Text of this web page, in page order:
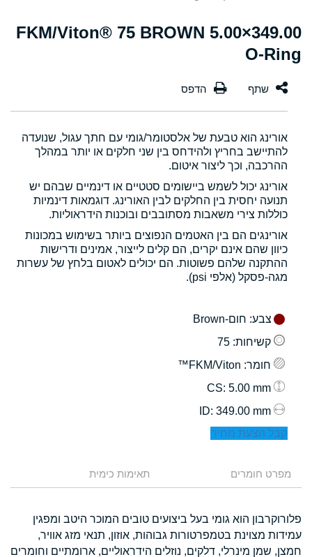
349.00×5.00 FKM/Viton® 75 BROWN
O-Ring
אורינג הוא טבעת של אלסטומר/גומי עם חתך עגול, שנועדה
להתיישב בחריץ ולהידחס בין שני חלקים או יותר במהלך
ההרכבה, וכך ליצור איטום.
אורינג יכול לשמש ביישומים סטטיים או דינמיים שבהם יש
תנועה יחסית בין החלקים לבין האורינג. דוגמאות דינמיות
כוללות צירי משאבות מסתובבים ובוכנות הידראוליות.
אורינגים הם בין האטמים הנפוצים ביותר בשימוש במכונות
כיוון שהם אינם יקרים, הם קלים לייצור, אמינים ודרישות
ההתקנה שלהם פשוטות. הם יכולים לאטום בלחץ של עשרות
מגה-פסקל (אלפי psi).
צבע: חום-Brown
קשיחות: 75
חומר: FKM/Viton™
: 5.00 mm
: 349.00 mm
קבל הצעת מחיר
מפרט חומרים תאימות כימית
פלורוקרבון הוא גומי בעל ביצועים טובים המוכר היטב ומפגין
עמידות מצוינת בטמפרטורות גבוהות, אוזון, תנאי מזג אוויר,
חמצן, שמן מינרלי, דלקים, נוזלים הידראוליים, ארומתיים וחומרים